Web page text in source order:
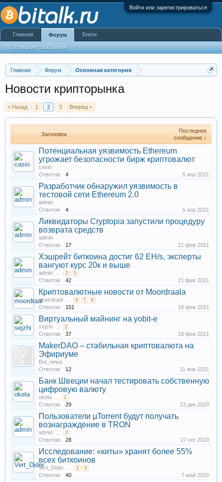
Войти или зарегистрироваться
Главная Форум Основная категория
Новости крипторынка
< Назад 1 2 3 Вперёд >
Заголовок
Последнее
сообщение ↓
Потенциальная уязвимость Ethereum
угрожает безопасности бирж криптовалют
casio
Ответов:
4 5 апр 2021
Разработчик обнаружил уязвимость в
тестовой сети Ethereum 2.0
admin
Ответов:
4 5 апр 2021
Ликвидаторы Cryptopia запустили процедуру
возврата средств
admin
Ответов:
17 21 фев 2021
Хэшрейт биткоина достиг 62 EH/s, эксперты
вангуют курс 20к и выше
admin ... 2 3
Ответов: 42 21 фев 2021
Криптовалютные новости от Moordraala
moordraal ... 6 7 8
Ответов: 151 18 фев 2021
Виртуальный майнинг на yobit-е
sejzhi ... 2
Ответов: 37 18 фев 2021
MakerDAO – стабильная криптовалюта на
Эфириуме
Bot_news
Ответов:
12 11 янв 2021
Банк Швеции начал тестировать собственную
цифровую валюту
okela ... 2
Ответов: 29 13 дек 2020
Пользователи µTorrent будут получать
вознаграждение в TRON
admin ... 2
Ответов: 28 27 окт 2020
Исследование: «киты» хранят более 55%
всех биткоинов
Vert_Dider ... 2 3
Ответов: 40 7 май 2020
Главная Форум
Последние сообщения
Блоги